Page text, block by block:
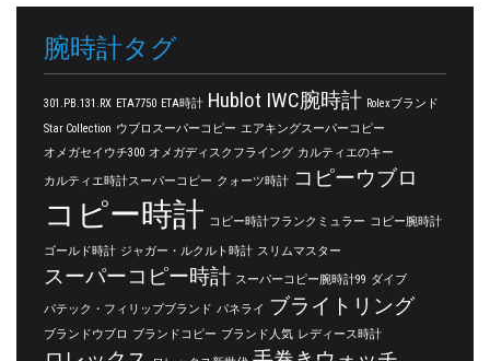
腕時計タグ
301.PB.131.RX ETA7750 ETA時計 Hublot IWC腕時計 Rolexブランド
Star Collection ウブロスーパーコピー エアキングスーパーコピー
オメガセイウチ300 オメガディスクフライング カルティエのキー
カルティエ時計スーパーコピー クォーツ時計 コピーウブロ
コピー時計 コピー時計フランクミュラー コピー腕時計
ゴールド時計 ジャガー・ルクルト時計 スリムマスター
スーパーコピー時計 スーパーコピー腕時計99 ダイブ
パテック・フィリップブランド パネライ ブライトリング
ブランドウブロ ブランドコピー ブランド人気 レディース時計